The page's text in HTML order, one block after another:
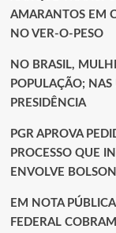
AMARANTOS EM
NO VER-O-PESO
NO BRASIL,
POPULAÇÃO; NAS
PRESIDÊNCIA
PGR APROVA
PROCESSO QUE
ENVOLVE
EM NOTA
FEDERAL